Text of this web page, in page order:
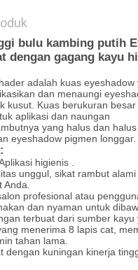
bulu kambing putih
dengan gagang kayu
adalah kuas
dan menaungi
kusut. Kuas berukuran
aplikasi dan naungan
yang halus dan
eyeshadow pigmen longgar.
higienis .
unggul, sikat rambut
Anda.
profesional atau
dan nyaman untuk
terbuat dari sumber kayu
menerima 8 lapis cat,
tahan lama.
dengan kuningan kinerja